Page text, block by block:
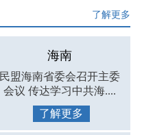
了解更多
海南
民盟海南省委会召开主委
会议 传达学习中共海....
了解更多